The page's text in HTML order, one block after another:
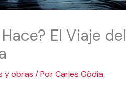
El Viaje del
y obras / PorCarles Gòdia